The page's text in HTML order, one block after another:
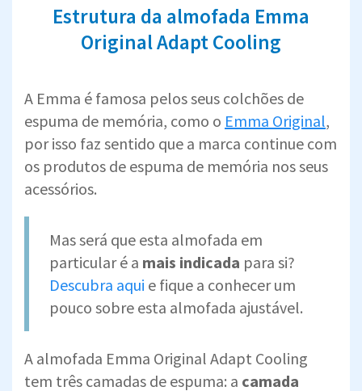
Estrutura da almofada Emma
Original Adapt Cooling
A Emma é famosa pelos seus colchões de
espuma de memória, como o Emma Original,
por isso faz sentido que a marca continue com
os produtos de espuma de memória nos seus
acessórios.
Mas será que esta almofada em
particular é a mais indicada para si?
Descubra aqui e fique a conhecer um
pouco sobre esta almofada ajustável.
A almofada Emma Original Adapt Cooling
tem três camadas de espuma: a camada